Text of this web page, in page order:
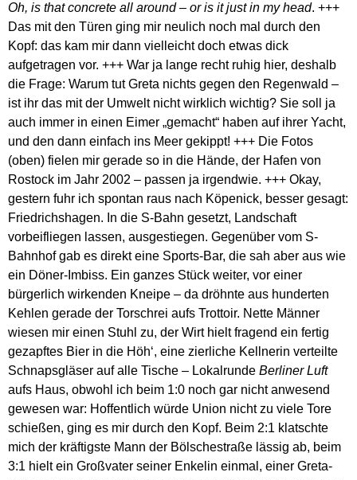
Oh, is that concrete all around – or is it just in my head. +++
Das mit den Türen ging mir neulich noch mal durch den
Kopf: das kam mir dann vielleicht doch etwas dick
aufgetragen vor. +++ War ja lange recht ruhig hier, deshalb
die Frage: Warum tut Greta nichts gegen den Regenwald –
ist ihr das mit der Umwelt nicht wirklich wichtig? Sie soll ja
auch immer in einen Eimer „gemacht“ haben auf ihrer Yacht,
und den dann einfach ins Meer gekippt! +++ Die Fotos
(oben) fielen mir gerade so in die Hände, der Hafen von
Rostock im Jahr 2002 – passen ja irgendwie. +++ Okay,
gestern fuhr ich spontan raus nach Köpenick, besser gesagt:
Friedrichshagen. In die S-Bahn gesetzt, Landschaft
vorbeifliegen lassen, ausgestiegen. Gegenüber vom S-
Bahnhof gab es direkt eine Sports-Bar, die sah aber aus wie
ein Döner-Imbiss. Ein ganzes Stück weiter, vor einer
bürgerlich wirkenden Kneipe – da dröhnte aus hunderten
Kehlen gerade der Torschrei aufs Trottoir. Nette Männer
wiesen mir einen Stuhl zu, der Wirt hielt fragend ein fertig
gezapftes Bier in die Höh‘, eine zierliche Kellnerin verteilte
Schnapsgläser auf alle Tische – Lokalrunde Berliner Luft
aufs Haus, obwohl ich beim 1:0 noch gar nicht anwesend
gewesen war: Hoffentlich würde Union nicht zu viele Tore
schießen, ging es mir durch den Kopf. Beim 2:1 klatschte
mich der kräftigste Mann der Bölschestraße lässig ab, beim
3:1 hielt ein Großvater seiner Enkelin einmal, einer Greta-